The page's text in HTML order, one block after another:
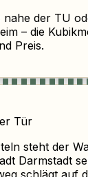
nahe der TU
– die
Preis.
Tür
steht der
Darmstadt
schlägt auf